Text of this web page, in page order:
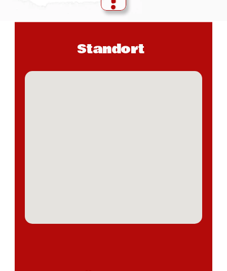
Standort